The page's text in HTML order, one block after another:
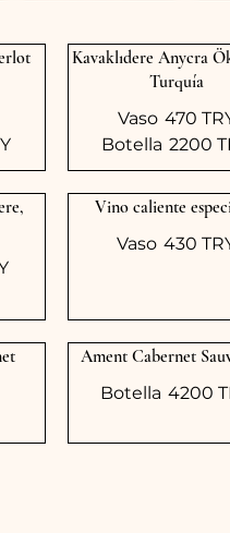
Kavaklıdere Anycra
Turquía
Vaso 470
Botella 2200
Vino caliente
Vaso 430
Ament Cabernet
Botella 4200